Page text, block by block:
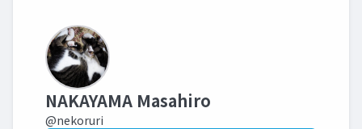
NAKAYAMA Masahiro
@nekoruri